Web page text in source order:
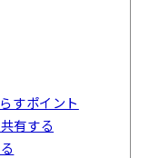
すポイント
有する